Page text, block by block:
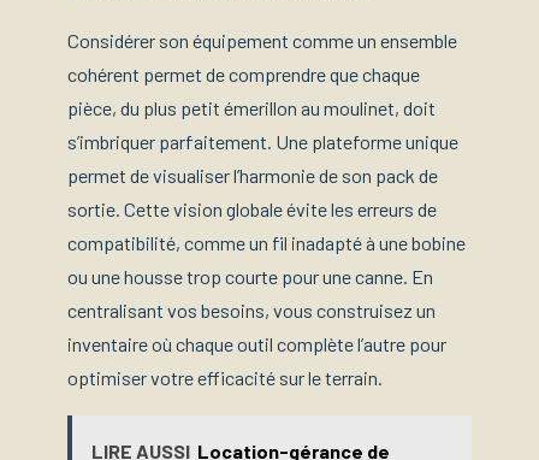
Considérer son équipement comme un ensemble
cohérent permet de comprendre que chaque
pièce, du plus petit émerillon au moulinet, doit
s’imbriquer parfaitement. Une plateforme unique
permet de visualiser l’harmonie de son pack de
sortie. Cette vision globale évite les erreurs de
compatibilité, comme un fil inadapté à une bobine
ou une housse trop courte pour une canne. En
centralisant vos besoins, vous construisez un
inventaire où chaque outil complète l’autre pour
optimiser votre efficacité sur le terrain.
LIRE AUSSI Location-gérance de